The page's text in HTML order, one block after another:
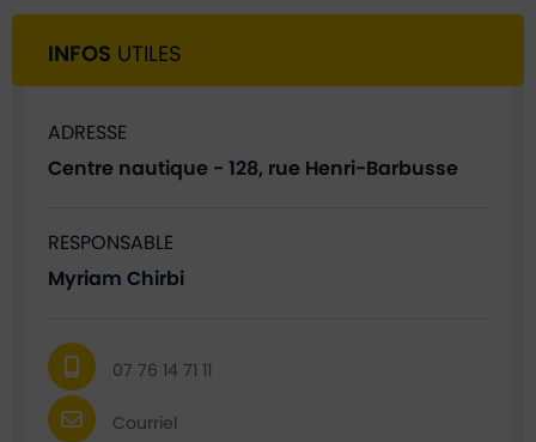
INFOS UTILES
ADRESSE
Centre nautique - 128, rue Henri-Barbusse
RESPONSABLE
Myriam Chirbi
07 76 14 71 11
Courriel